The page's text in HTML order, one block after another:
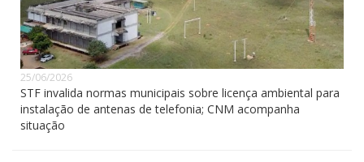
25/06/2026
STF invalida normas municipais sobre licença ambiental para
instalação de antenas de telefonia; CNM acompanha
situação